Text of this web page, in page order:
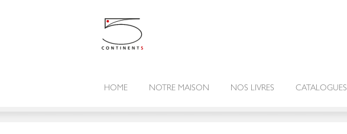
HOME NOTRE MAISON NOS LIVRES CATALOGUES